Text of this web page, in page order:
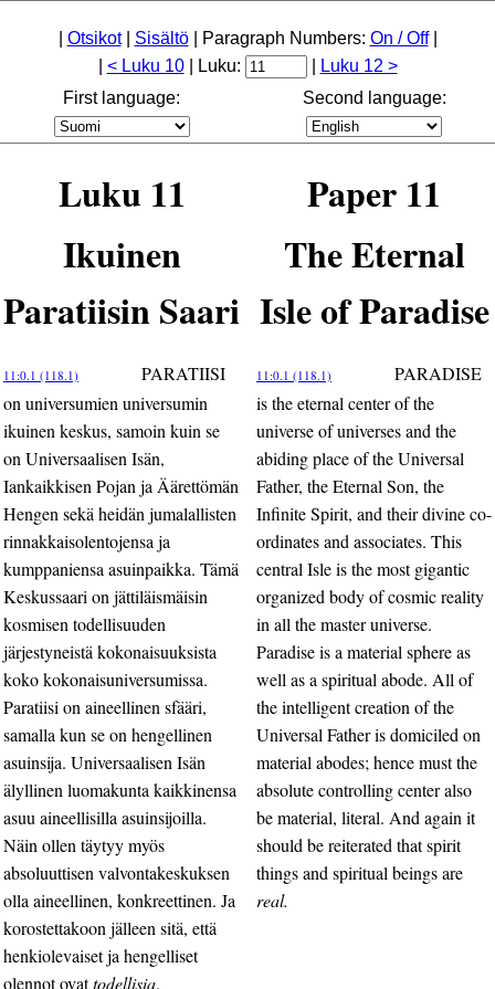
Otsikot| Sisältö| Paragraph Numbers: On / Off|
< Luku 10| Luku:
Luku 12 >
First language:
Second language:
Luku 11
Paper 11
Ikuinen
Paratiisin Saari
The Eternal
Isle of Paradise
11:0.1 (118.1)
PARATIISI
on universumien universumin
ikuinen keskus, samoin kuin se
on Universaalisen Isän,
Iankaikkisen Pojan ja Äärettömän
Hengen sekä heidän jumalallisten
rinnakkaisolentojensa ja
kumppaniensa asuinpaikka. Tämä
Keskussaari on jättiläismäisin
kosmisen todellisuuden
järjestyneistä kokonaisuuksista
koko kokonaisuniversumissa.
Paratiisi on aineellinen sfääri,
samalla kun se on hengellinen
asuinsija. Universaalisen Isän
älyllinen luomakunta kaikkinensa
asuu aineellisilla asuinsijoilla.
Näin ollen täytyy myös
absoluuttisen valvontakeskuksen
olla aineellinen, konkreettinen. Ja
korostettakoon jälleen sitä, että
henkiolevaiset ja hengelliset
olennot ovattodellisia.
11:0.1 (118.1)
PARADISE
is the eternal center of the
universe of universes and the
abiding place of the Universal
Father, the Eternal Son, the
Infinite Spirit, and their divine co-
ordinates and associates. This
central Isle is the most gigantic
organized body of cosmic reality
in all the master universe.
Paradise is a material sphere as
well as a spiritual abode. All of
the intelligent creation of the
Universal Father is domiciled on
material abodes; hence must the
absolute controlling center also
be material, literal. And again it
should be reiterated that spirit
things and spiritual beings are
real.